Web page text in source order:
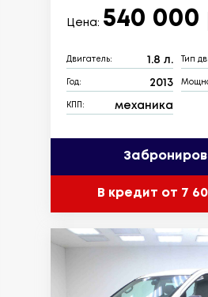
Цена: 540 000
Двигатель: 1.8 л. Тип
Год: 2013
КПП: механика
В кредит от 7